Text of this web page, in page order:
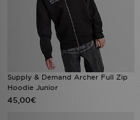
Supply & Demand Archer Full Zip
Hoodie Junior
45,00€